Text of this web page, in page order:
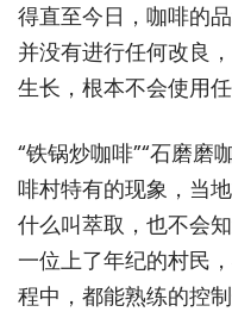
得直至今日，咖啡的
并没有进行任何改良
生长，根本不会使用任
“铁锅炒咖啡”“石磨磨
啡村特有的现象，当
什么叫萃取，也不会
一位上了年纪的村民
程中，都能熟练的控